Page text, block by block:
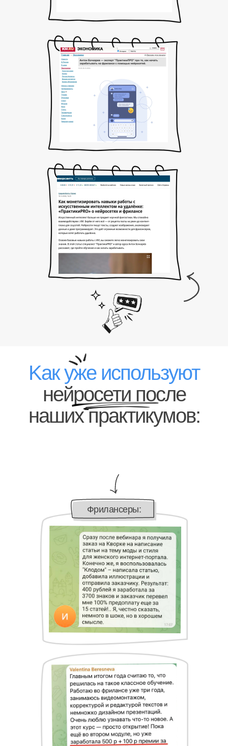
Kак уже используют
нейросети после
наших практикумов:
Фрилансеры: